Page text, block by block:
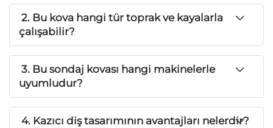
2. Bu kova hangi tür toprak ve kayalarla
çalışabilir?
3. Bu sondaj kovası hangi makinelerle
uyumludur?
4. Kazıcı diş tasarımının avantajları nelerdir?